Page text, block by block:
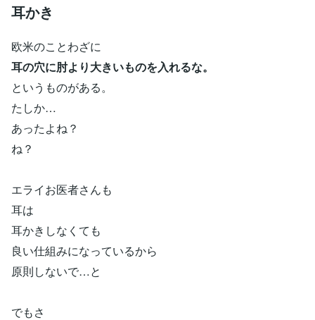
耳かき
欧米のことわざに
耳の穴に肘より大きいものを入れるな。
というものがある。
たしか…
あったよね？
ね？
エライお医者さんも
耳は
耳かきしなくても
良い仕組みになっているから
原則しないで…と
でもさ